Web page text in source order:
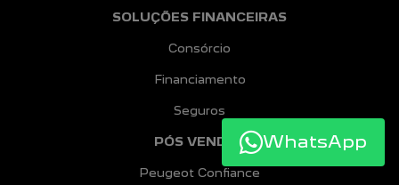
SOLUÇÕES FINANCEIRAS
Consórcio
Financiamento
Seguros
PÓS VENDAS
Peugeot Confiance
WhatsApp